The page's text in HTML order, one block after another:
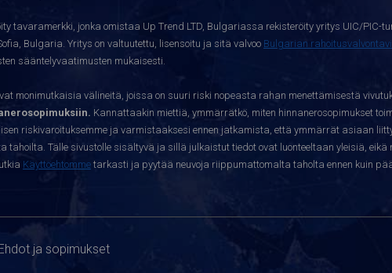
tavaramerkki, jonka omistaa Up Trend LTD, Bulgariassa rekisteröity yritys UIC/PIC-
Bulgaria. Yritys on valtuutettu, lisensoitu ja sitä valvoo Bulgarian
sääntelyvaatimusten mukaisesti.
monimutkaisia välineitä, joissa on suuri riski nopeasta rahan menettämisestä
Kannattaakin miettiä, ymmärrätkö, miten hinnanerosopimukset
riskivaroituksemme ja varmistaaksesi ennen jatkamista, että ymmärrät asiaan
tahoilta. Tälle sivustolle sisältyvä ja sillä julkaistut tiedot ovat luonteeltaan yleisiä,
Käyttöehtomme tarkasti ja pyytää neuvoja riippumattomalta taholta ennen kuin
ja sopimukset